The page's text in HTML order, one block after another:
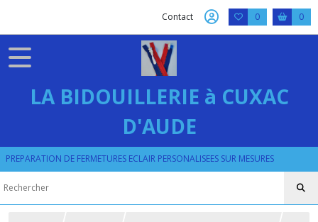
Contact 0 0
LA BIDOUILLERIE à CUXAC
D'AUDE
PREPARATION DE FERMETURES ECLAIR PERSONALISEES SUR MESURES